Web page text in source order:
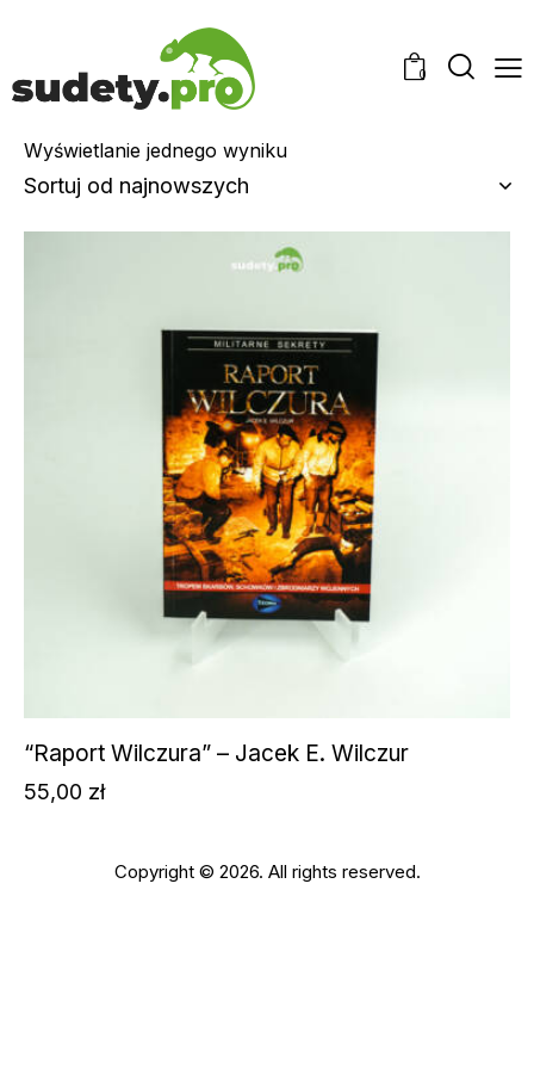
0
Wyświetlanie jednego wyniku
“Raport Wilczura” – Jacek E. Wilczur
55,00 zł
Copyright © 2026. All rights reserved.